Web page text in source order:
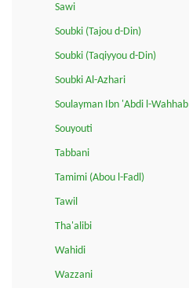
Sawi
Soubki (Tajou d-Din)
Soubki (Taqiyyou d-Din)
Soubki Al-Azhari
Soulayman Ibn 'Abdi l-Wahhab
Souyouti
Tabbani
Tamimi (Abou l-Fadl)
Tawil
Tha'alibi
Wahidi
Wazzani